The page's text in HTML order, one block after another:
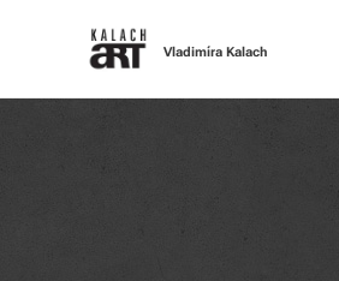
Vladimíra Kalach